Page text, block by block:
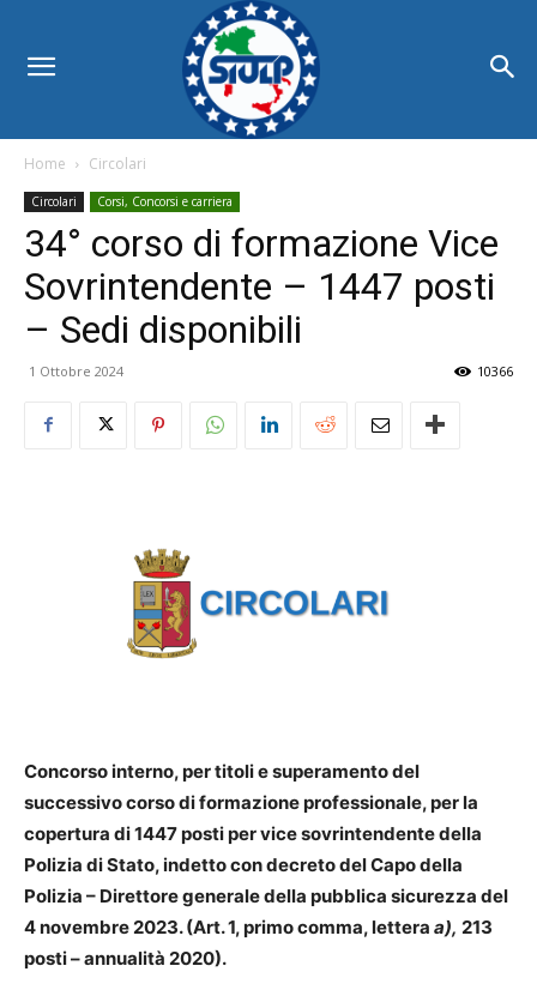
Home Circolari
Circolari Corsi, Concorsi e carriera
34° corso di formazione Vice
Sovrintendente – 1447 posti
– Sedi disponibili
1 Ottobre 2024 10366
Concorso interno, per titoli e superamento del
successivo corso di formazione professionale, per la
copertura di 1447 posti per vice sovrintendente della
Polizia di Stato, indetto con decreto del Capo della
Polizia – Direttore generale della pubblica sicurezza del
4 novembre 2023. (Art. 1, primo comma, lettera a), 213
posti – annualità 2020).